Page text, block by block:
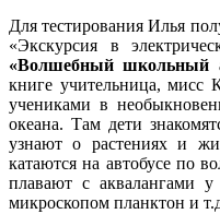
Для тестирования Илья
«Экскурсия в
«Волшебный школьный
книге учительница, мисс
учениками в
океана. Там дети
узнают о растениях и
катаются на автобусе по
плавают с аквалангами
микроскопом планктон и